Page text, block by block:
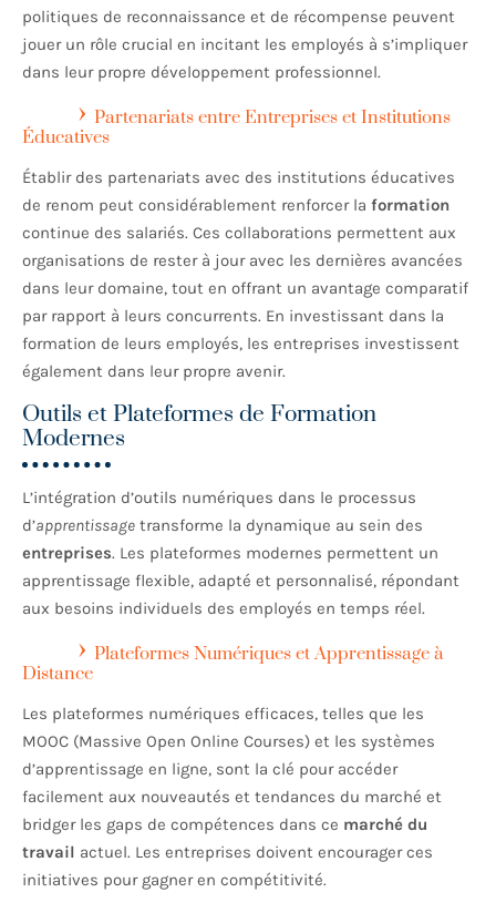
politiques de reconnaissance et de récompense peuvent
jouer un rôle crucial en incitant les employés à s’impliquer
dans leur propre développement professionnel.
Partenariats entre Entreprises et Institutions
Éducatives
Établir des partenariats avec des institutions éducatives
de renom peut considérablement renforcer la formation
continue des salariés. Ces collaborations permettent aux
organisations de rester à jour avec les dernières avancées
dans leur domaine, tout en offrant un avantage comparatif
par rapport à leurs concurrents. En investissant dans la
formation de leurs employés, les entreprises investissent
également dans leur propre avenir.
Outils et Plateformes de Formation
Modernes
L’intégration d’outils numériques dans le processus
d’apprentissage transforme la dynamique au sein des
entreprises. Les plateformes modernes permettent un
apprentissage flexible, adapté et personnalisé, répondant
aux besoins individuels des employés en temps réel.
Plateformes Numériques et Apprentissage à
Distance
Les plateformes numériques efficaces, telles que les
MOOC (Massive Open Online Courses) et les systèmes
d’apprentissage en ligne, sont la clé pour accéder
facilement aux nouveautés et tendances du marché et
bridger les gaps de compétences dans ce marché du
travail actuel. Les entreprises doivent encourager ces
initiatives pour gagner en compétitivité.